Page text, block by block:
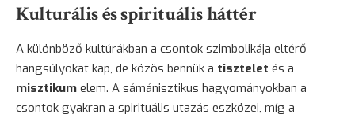
Kulturális és spirituális háttér
A különböző kultúrákban a csontok szimbolikája eltérő
hangsúlyokat kap, de közös bennük a tisztelet és a
misztikum elem. A sámánisztikus hagyományokban a
csontok gyakran a spirituális utazás eszközei, míg a